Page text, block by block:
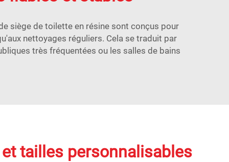
siège de toilette en résine sont conçus pour
nettoyages réguliers. Cela se traduit par
très fréquentées ou les salles de bains
tailles personnalisables